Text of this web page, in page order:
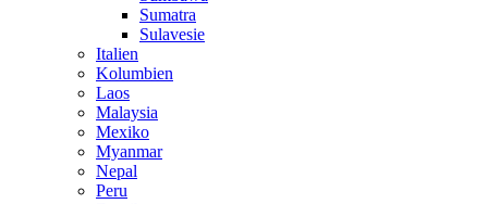
Sumatra
Sulavesie
Italien
Kolumbien
Laos
Malaysia
Mexiko
Myanmar
Nepal
Peru